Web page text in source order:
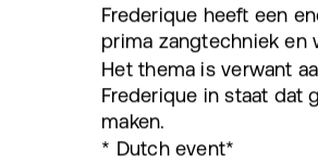
Frederique heeft een
prima zangtechniek en
Het thema is verwant
Frederique in staat dat
maken.
* Dutch event*